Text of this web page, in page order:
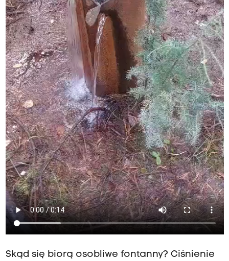
Skąd się biorą osobliwe fontanny? Ciśnienie